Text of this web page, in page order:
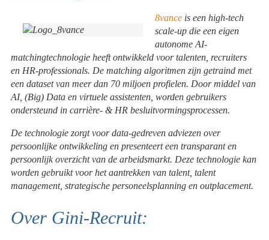
8vance is een high-tech
scale-up die een eigen
autonome AI-
matchingtechnologie heeft ontwikkeld voor talenten, recruiters
en HR-professionals. De matching algoritmen zijn getraind met
een dataset van meer dan 70 miljoen profielen. Door middel van
AI, (Big) Data en virtuele assistenten, worden gebruikers
ondersteund in carrière- & HR besluitvormingsprocessen.
De technologie zorgt voor data-gedreven adviezen over
persoonlijke ontwikkeling en presenteert een transparant en
persoonlijk overzicht van de arbeidsmarkt. Deze technologie kan
worden gebruikt voor het aantrekken van talent, talent
management, strategische personeelsplanning en outplacement.
Over Gini-Recruit: